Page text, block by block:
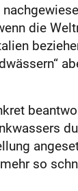
die
so